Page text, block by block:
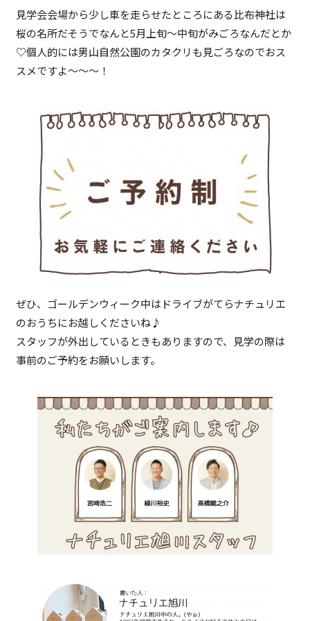
見学会会場から少し車を走らせたところにある比布神社は
桜の名所だそうでなんと5月上旬～中旬がみごろなんだとか
♡個人的には男山自然公園のカタクリも見ごろなのでおス
スメですよ～～～！
ぜひ、ゴールデンウィーク中はドライブがてらナチュリエ
のおうちにお越しくださいね♪
スタッフが外出しているときもありますので、見学の際は
事前のご予約をお願いします。